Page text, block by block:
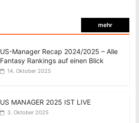
mehr
US-Manager Recap 2024/2025 – Alle
Fantasy Rankings auf einen Blick
14. Oktober 2025
US MANAGER 2025 IST LIVE
3. Oktober 2025